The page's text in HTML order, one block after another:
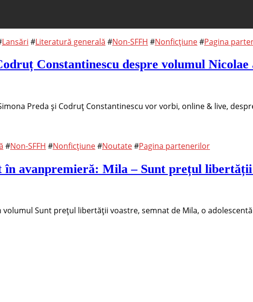
Lansări #Literatură generală #Non-SFFH #Nonficțiune#Pagina
Constantinescu despre volumul
Preda și Codruț Constantinescu vor vorbi, online & live,
#Non-SFFH #Nonficțiune#Noutate#Pagina partenerilor
în avanpremieră: Mila – Sunt prețul
Sunt prețul libertății voastre, semnat de Mila, o